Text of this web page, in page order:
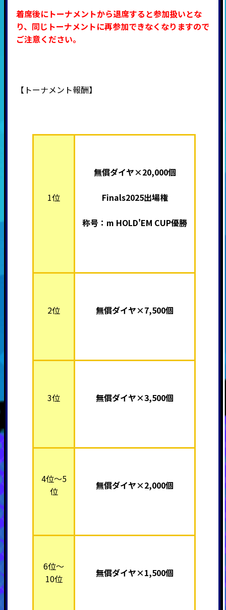
着席後にトーナメントから退席すると参加扱いとな
り、同じトーナメントに再参加できなくなりますので
ご注意ください。
【トーナメント報酬】
1位
無償ダイヤ×20,000個
Finals2025出場権
称号：m HOLD'EM CUP優勝
2位 無償ダイヤ×7,500個
3位 無償ダイヤ×3,500個
4位～5
位
無償ダイヤ×2,000個
6位～
10位
無償ダイヤ×1,500個